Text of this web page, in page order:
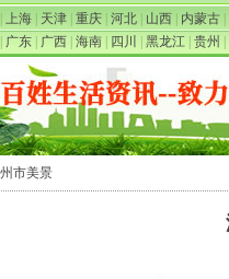
上海 天津 重庆 河北 山西 内蒙古
广东 广西 海南 四川 黑龙江 贵州
市美景